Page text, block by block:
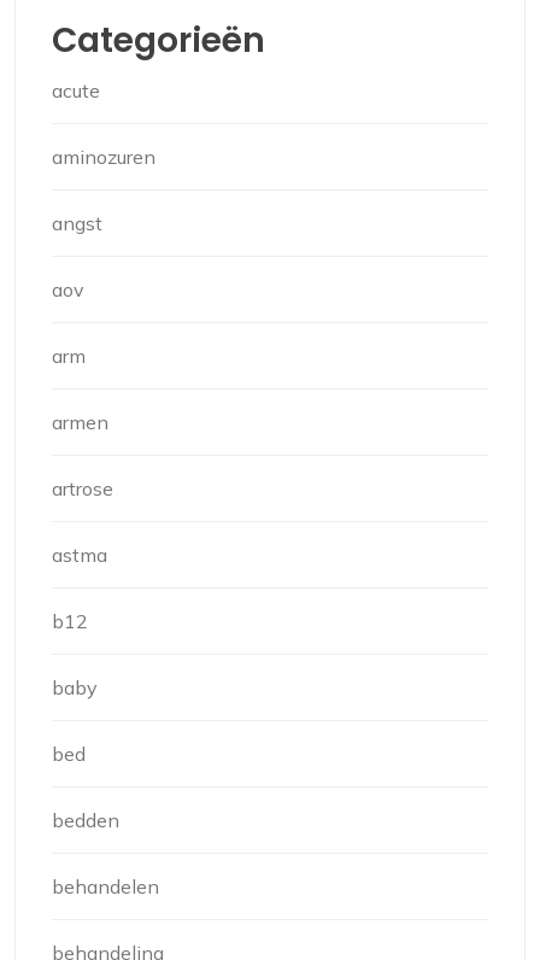
Categorieën
acute
aminozuren
angst
aov
arm
armen
artrose
astma
b12
baby
bed
bedden
behandelen
behandeling